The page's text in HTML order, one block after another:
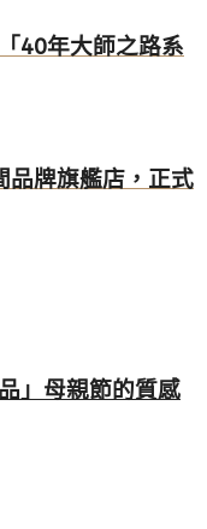
40年大師之路系
品牌旗艦店，正式
」母親節的質感